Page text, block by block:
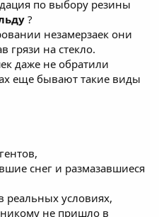
так, что перестает
с дорогой. А липучки, мол,
десятка зим (а зимы,
30о мороза до оттепели), мы
явлением. Чтобы дать,
могут ли липучки на льду
да, то при каких условиях,
специалистов разных
осторожные ответы.
утверждают, что
и нешипованных
по выбору резины
?
незамерзаек они
грязи на стекло.
даже не обратили
еще бывают такие виды
снег и размазавшиеся
реальных условиях,
не пришло в